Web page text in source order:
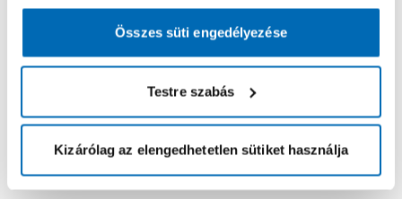
Összes süti engedélyezése
Testre szabás
Kizárólag az elengedhetetlen sütiket használja